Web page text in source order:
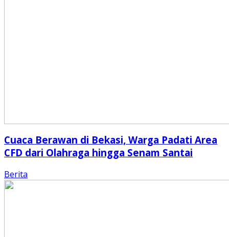
Cuaca Berawan di Bekasi, Warga Padati Area
CFD dari Olahraga hingga Senam Santai
Berita